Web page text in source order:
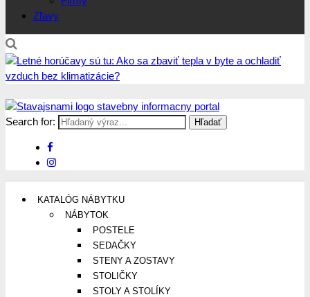
Zľavy
Stavajsnami.sk
Stavebníctvo, stavby, byty, domy a všetko o nich
Search for:
KATALÓG NÁBYTKU
NÁBYTOK
POSTELE
SEDAČKY
STENY A ZOSTAVY
STOLIČKY
STOLY A STOLÍKY